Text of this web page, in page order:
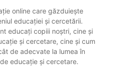
online care găzduiește
educației și cercetării.
educați copiii noștri, cine și
și cercetare, cine și cum
de adecvate la lumea în
educație și cercetare.